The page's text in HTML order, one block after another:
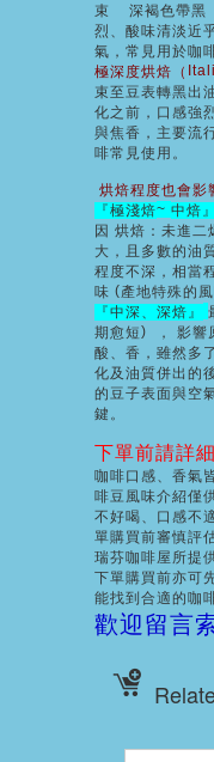
束
深褐色帶黑
烈、酸味清淡近
氣，常見用於咖
極深度烘焙（
束至豆表轉黑出
化之前，口感強
與焦香，主要流
啡常見使用。
烘焙程度也會影
『極淺焙~ 中焙』
因 烘焙： 未進二
大，且多數的油
程度不深，相當
味 (產地特殊的
『中深、深焙』
期愈短) ， 影響
酸、香，雖然多
化及油質併出的
的豆子表面與空
鍵。
下單前請詳
咖啡口感、香氣
啡豆風味介紹僅
不好喝、口感不
單購買前審慎評
瑞芬咖啡屋所提
下單購買前亦可
能找到合適的咖啡
歡迎留言